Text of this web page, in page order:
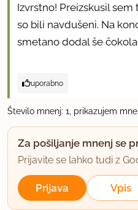
Izvrstno! Preizskusil
so bili navdušeni. Na
smetano dodal še
uporabno
Število mnenj: 1, prikazujem
Za pošiljanje mnenj se
Prijavite se lahko tudi z
Prijava Vpis